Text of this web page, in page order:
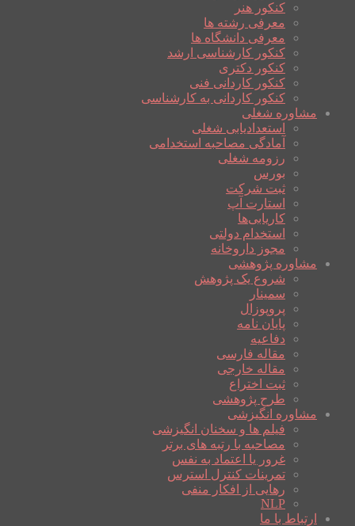
کنکور هنر
معرفی رشته ها
معرفی دانشگاه ها
کنکور کارشناسی ارشد
کنکور دکتری
کنکور کاردانی فنی
کنکور کاردانی به کارشناسی
مشاوره شغلی
استعدادیابی شغلی
آمادگی مصاحبه استخدامی
رزومه شغلی
بورس
ثبت شرکت
استارت آپ
کاریابی‌ها
استخدام دولتی
مجوز داروخانه
مشاوره پژوهشی
شروع یک پژوهش
سمینار
پروپوزال
پایان نامه
دفاعیه
مقاله فارسی
مقاله خارجی
ثبت اختراع
طرح پژوهشی
مشاوره انگیزشی
فیلم ها و سخنان انگیزشی
مصاحبه با رتبه های برتر
غرور یا اعتماد به نفس
تمرینات کنترل استرس
رهایی از افکار منفی
NLP
ارتباط با ما